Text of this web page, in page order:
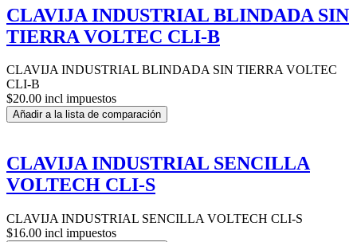
CLAVIJA INDUSTRIAL BLINDADA SIN
TIERRA VOLTEC CLI-B
CLAVIJA INDUSTRIAL BLINDADA SIN TIERRA VOLTEC
CLI-B
$20.00 incl impuestos
Añadir a la lista de comparación
CLAVIJA INDUSTRIAL SENCILLA
VOLTECH CLI-S
CLAVIJA INDUSTRIAL SENCILLA VOLTECH CLI-S
$16.00 incl impuestos